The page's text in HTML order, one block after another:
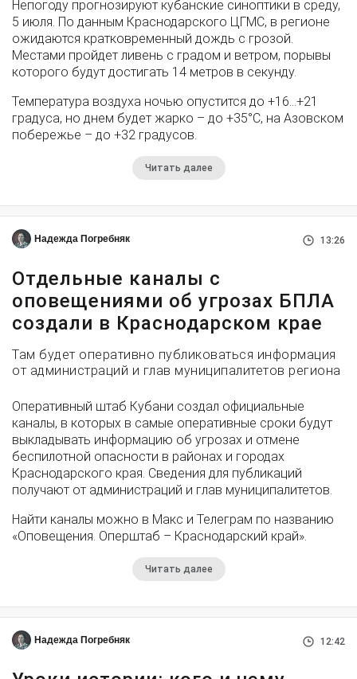
Непогоду прогнозируют кубанские синоптики в среду,
5 июля. По данным Краснодарского ЦГМС, в регионе
ожидаются кратковременный дождь с грозой.
Местами пройдет ливень с градом и ветром, порывы
которого будут достигать 14 метров в секунду.
Температура воздуха ночью опустится до +16…+21
градуса, но днем будет жарко – до +35°С, на Азовском
побережье – до +32 градусов.
Читать далее
Надежда Погребняк 13:26
Отдельные каналы с
оповещениями об угрозах БПЛА
создали в Краснодарском крае
Там будет оперативно публиковаться информация
от администраций и глав муниципалитетов региона
Оперативный штаб Кубани создал официальные
каналы, в которых в самые оперативные сроки будут
выкладывать информацию об угрозах и отмене
беспилотной опасности в районах и городах
Краснодарского края. Сведения для публикаций
получают от администраций и глав муниципалитетов.
Найти каналы можно в Макс и Телеграм по названию
«Оповещения. Оперштаб – Краснодарский край».
Читать далее
Надежда Погребняк 12:42